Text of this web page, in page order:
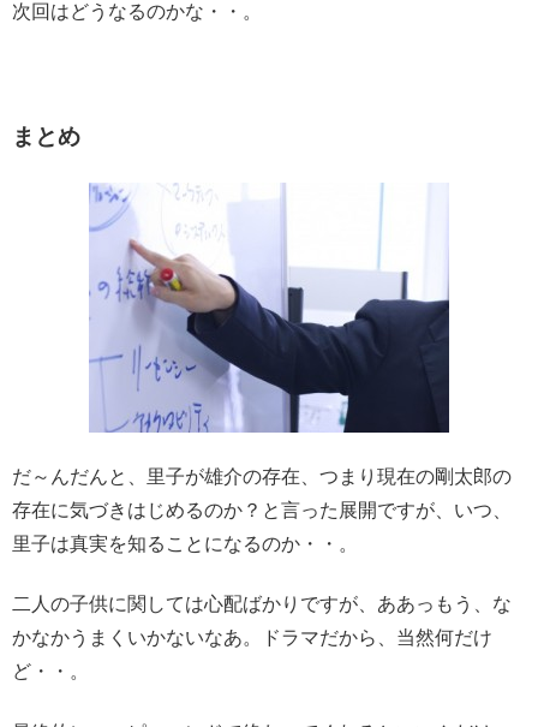
次回はどうなるのかな・・。
まとめ
だ～んだんと、里子が雄介の存在、つまり現在の剛太郎の
存在に気づきはじめるのか？と言った展開ですが、いつ、
里子は真実を知ることになるのか・・。
二人の子供に関しては心配ばかりですが、ああっもう、な
かなかうまくいかないなあ。ドラマだから、当然何だけ
ど・・。